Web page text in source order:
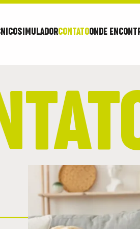
SIMULADORCONTATOONDE